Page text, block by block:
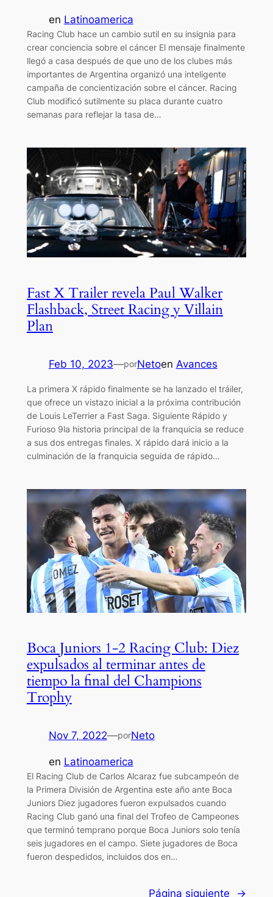
en Latinoamerica
Racing Club hace un cambio sutil en su insignia para
crear conciencia sobre el cáncer El mensaje finalmente
llegó a casa después de que uno de los clubes más
importantes de Argentina organizó una inteligente
campaña de concientización sobre el cáncer. Racing
Club modificó sutilmente su placa durante cuatro
semanas para reflejar la tasa de…
Fast X Trailer revela Paul Walker
Flashback, Street Racing y Villain
Plan
Feb 10, 2023—porNetoen Avances
La primera X rápido finalmente se ha lanzado el tráiler,
que ofrece un vistazo inicial a la próxima contribución
de Louis LeTerrier a Fast Saga. Siguiente Rápido y
Furioso 9la historia principal de la franquicia se reduce
a sus dos entregas finales. X rápido dará inicio a la
culminación de la franquicia seguida de rápido…
Boca Juniors 1-2 Racing Club: Diez
expulsados ​​al terminar antes de
tiempo la final del Champions
Trophy
Nov 7, 2022—porNeto
en Latinoamerica
El Racing Club de Carlos Alcaraz fue subcampeón de
la Primera División de Argentina este año ante Boca
Juniors Diez jugadores fueron expulsados ​​cuando
Racing Club ganó una final del Trofeo de Campeones
que terminó temprano porque Boca Juniors solo tenía
seis jugadores en el campo. Siete jugadores de Boca
fueron despedidos, incluidos dos en…
Página siguiente →